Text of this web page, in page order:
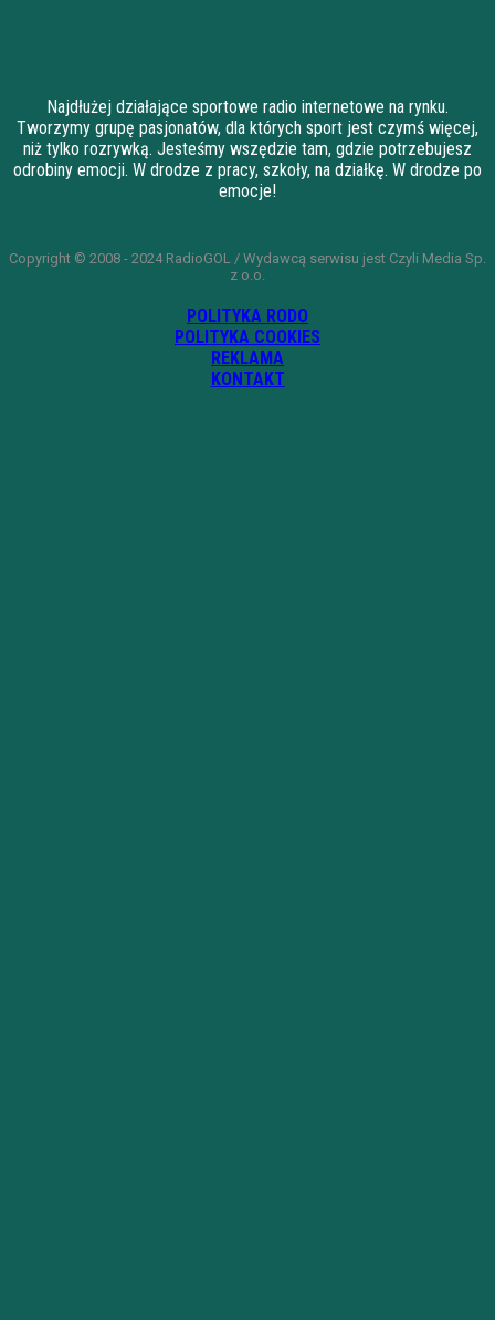
Najdłużej działające sportowe radio internetowe na rynku.
Tworzymy grupę pasjonatów, dla których sport jest czymś więcej,
niż tylko rozrywką. Jesteśmy wszędzie tam, gdzie potrzebujesz
odrobiny emocji. W drodze z pracy, szkoły, na działkę. W drodze po
emocje!
Copyright © 2008 - 2024 RadioGOL / Wydawcą serwisu jest Czyli Media Sp.
z o.o.
POLITYKA RODO
POLITYKA COOKIES
REKLAMA
KONTAKT